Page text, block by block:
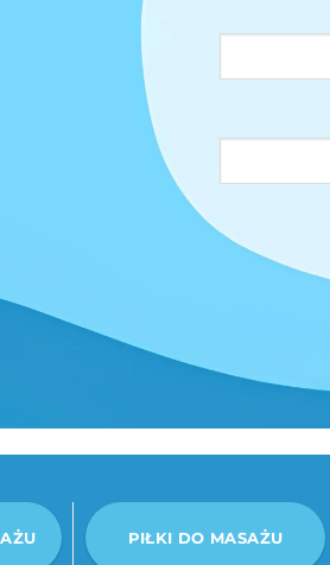
PIŁKI DO MASAŻU